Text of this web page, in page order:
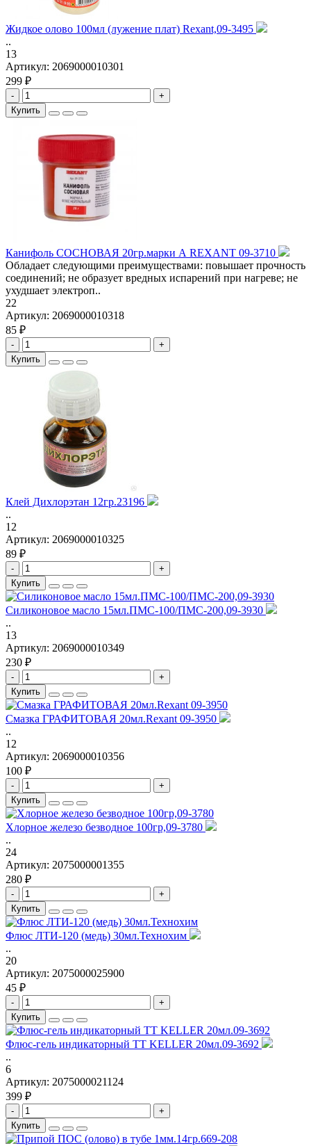
Жидкое олово 100мл (лужение плат) Rexant,09-3495
..
13
Артикул: 2069000010301
299 ₽
-
+
Купить
Канифоль СОСНОВАЯ 20гр.марки А REXANT 09-3710
Обладает следующими преимуществами: повышает прочность
соединений; не образует вредных испарений при нагреве; не
ухудшает электроп..
22
Артикул: 2069000010318
85 ₽
-
+
Купить
Клей Дихлорэтан 12гр.23196
..
12
Артикул: 2069000010325
89 ₽
-
+
Купить
Силиконовое масло 15мл.ПМС-100/ПМС-200,09-3930
..
13
Артикул: 2069000010349
230 ₽
-
+
Купить
Смазка ГРАФИТОВАЯ 20мл.Rexant 09-3950
..
12
Артикул: 2069000010356
100 ₽
-
+
Купить
Хлорное железо безводное 100гр,09-3780
..
24
Артикул: 2075000001355
280 ₽
-
+
Купить
Флюс ЛТИ-120 (медь) 30мл.Технохим
..
20
Артикул: 2075000025900
45 ₽
-
+
Купить
Флюс-гель индикаторный TT KELLER 20мл.09-3692
..
6
Артикул: 2075000021124
399 ₽
-
+
Купить